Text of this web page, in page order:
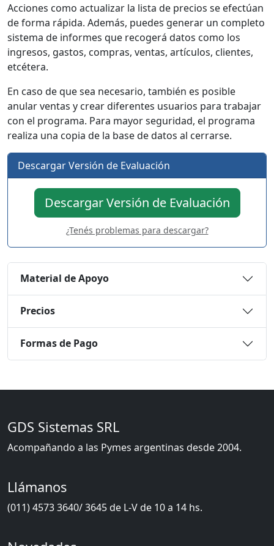
Acciones como actualizar la lista de precios se efectúan
de forma rápida. Además, puedes generar un completo
sistema de informes que recogerá datos como los
ingresos, gastos, compras, ventas, artículos, clientes,
etcétera.
En caso de que sea necesario, también es posible
anular ventas y crear diferentes usuarios para trabajar
con el programa. Para mayor seguridad, el programa
realiza una copia de la base de datos al cerrarse.
Descargar Versión de Evaluación
Descargar Versión de Evaluación
¿Tenés problemas para descargar?
Material de Apoyo
Precios
Formas de Pago
GDS Sistemas SRL
Acompañando a las Pymes argentinas desde 2004.
Llámanos
(011) 4573 3640/ 3645 de L-V de 10 a 14 hs.